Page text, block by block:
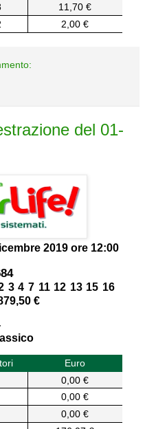
11,70 €
2,00 €
del 01-
2019 ore 12:00
3 4 7 11 12 13 15 16
€
Euro
0,00 €
0,00 €
0,00 €